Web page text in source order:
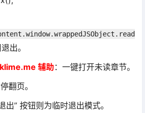
出。
辅助：一键打开未读章节。
翻页。
出” 按钮则为临时退出模式。